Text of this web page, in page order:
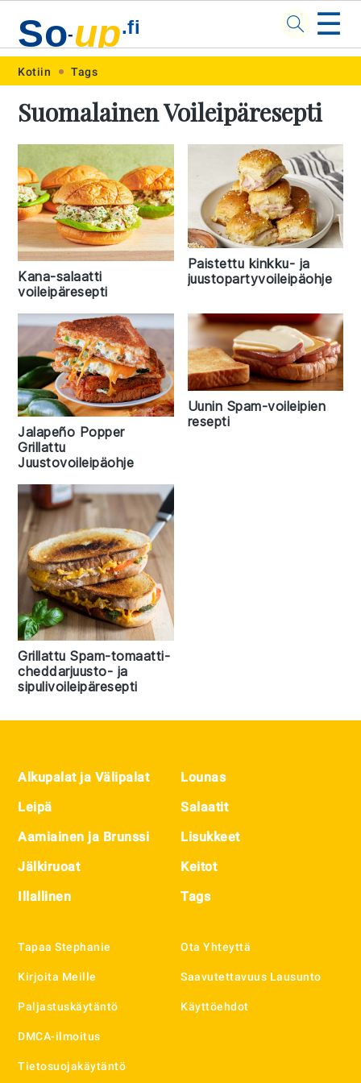
Skip
primary
navigation
Skip
main
content
Skip
primary
sidebar
Skip
footer
So-up.fi ☰
Kotiin Tags
Suomalainen Voileipäresepti
Kana-salaatti
voileipäresepti
Paistettu kinkku- ja
juustopartyvoileipäohje
Jalapeño Popper
Grillattu
Juustovoileipäohje
Uunin Spam-voileipien
resepti
Grillattu Spam-tomaatti-
cheddarjuusto- ja
sipulivoileipäresepti
Footer
Alkupalat ja Välipalat
Leipä
Aamiainen ja Brunssi
Jälkiruoat
Illallinen
Lounas
Salaatit
Lisukkeet
Keitot
Tags
Tapaa Stephanie
Kirjoita Meille
Paljastuskäytäntö
DMCA-ilmoitus
Tietosuojakäytäntö
Ota Yhteyttä
Saavutettavuus Lausunto
Käyttöehdot